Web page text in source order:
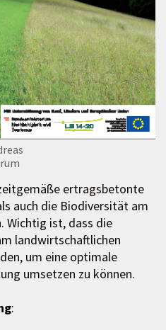
ertragsbetonte
auch die Biodiversität am
Wichtig ist, dass die
landwirtschaftlichen
um eine optimale
umsetzen zu können.
: